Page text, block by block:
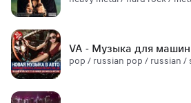
pop / russian pop / russian /